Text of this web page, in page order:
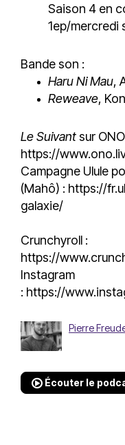
Saison 4 en
1ep/mercredi
Bande son :
Haru Ni Mau,
Reweave,
Le Suivantsur
https://
Campagne Ulule
(Mahô) : https://
galaxie/
Crunchyroll :
https://
Instagram
: https://
Pierre
Écouter le